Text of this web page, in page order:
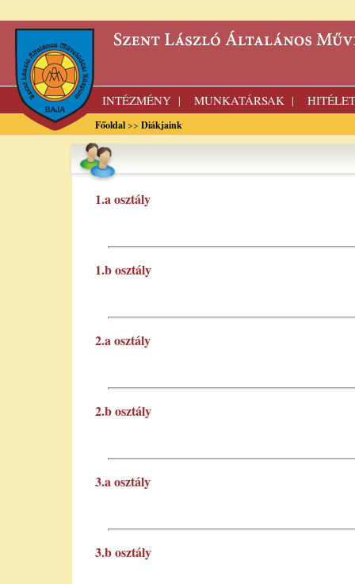
INTÉZMÉNY | MUNKATÁRSAK | HITÉLET
Főoldal>> Diákjaink
1.a osztály
1.b osztály
2.a osztály
2.b osztály
3.a osztály
3.b osztály